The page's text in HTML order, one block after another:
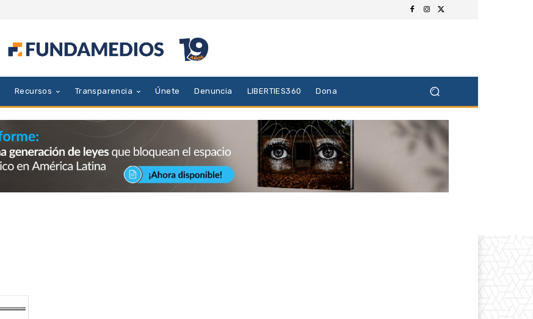
Recursos Transparencia Únete Denuncia LIBERTIES360 Dona